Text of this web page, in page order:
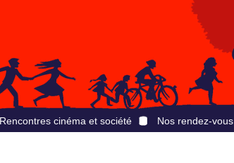
cinéma et société Nos rendez-vous